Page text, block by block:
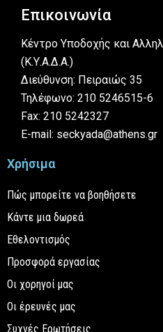
Επικοινωνία
Κέντρο Υποδοχής και
(Κ.Υ.Α.Δ.Α.)
Διεύθυνση: Πειραιώς 35
Τηλέφωνο: 210 5246515-6
Fax: 210 5242327
E-mail: seckyada@athens.gr
Χρήσιμα
Πώς μπορείτε να βοηθήσετε
Κάντε μια δωρεά
Εθελοντισμός
Προσφορά εργασίας
Οι χορηγοί μας
Οι έρευνές μας
Συχνές Ερωτήσεις